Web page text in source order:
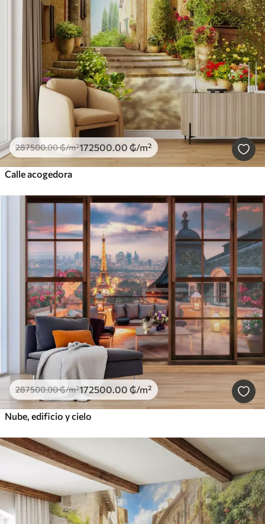
287500.00₲/m²172500.00 ₲/m²
Calle acogedora
287500.00₲/m²172500.00 ₲/m²
Nube, edificio y cielo